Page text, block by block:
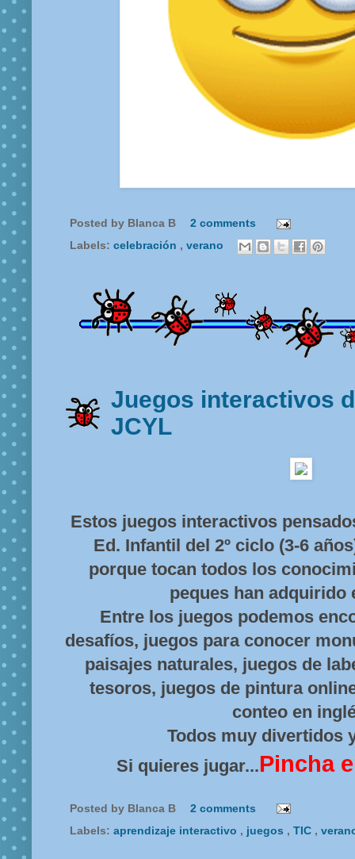
Posted by Blanca B
2 comments
Labels: celebración , verano
Juegos interactivos
JCYL
Estos juegos interactivos
Ed. Infantil del 2º ciclo (3-6
porque tocan todos los
peques han adquirido
Entre los juegos podemos
desafíos, juegos para conocer
paisajes naturales, juegos de
tesoros, juegos de pintura
conteo en
Todos muy divertidos
Si quieres jugar...Pincha
Posted by Blanca B
2 comments
Labels: aprendizaje interactivo , juegos , TIC ,